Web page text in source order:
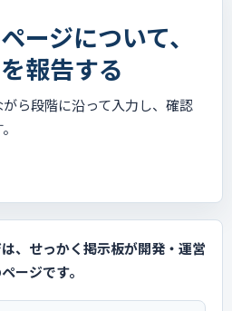
ージについて、
報告する
ら段階に沿って入力し、確認
、せっかく掲示板が開発・運営
ージです。